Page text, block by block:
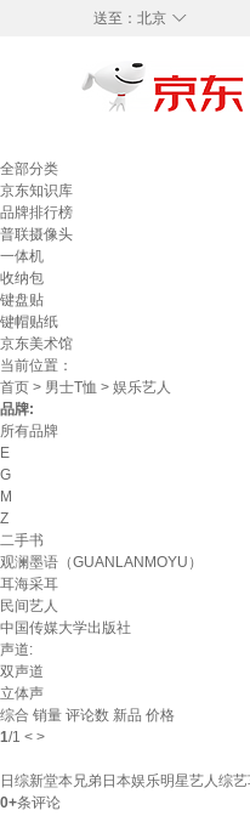
◇
送至： 北京
全部分类
京东知识库
品牌排行榜
普联摄像头
一体机
收纳包
键盘贴
键帽贴纸
京东美术馆
当前位置：
首页 > 男士T恤 > 娱乐艺人
品牌:
所有品牌
E
G
M
Z
二手书
观澜墨语（GUANLANMOYU）
耳海采耳
民间艺人
中国传媒大学出版社
声道:
双声道
立体声
综合 销量 评论数 新品 价格
1/1 < >
日综新堂本兄弟日本娱乐明星艺人综
0+条评论